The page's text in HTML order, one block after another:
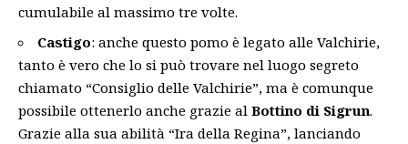
cumulabile al massimo tre volte.
Castigo: anche questo pomo è legato alle Valchirie,
tanto è vero che lo si può trovare nel luogo segreto
chiamato “Consiglio delle Valchirie”, ma è comunque
possibile ottenerlo anche grazie al Bottino di Sigrun.
Grazie alla sua abilità “Ira della Regina”, lanciando